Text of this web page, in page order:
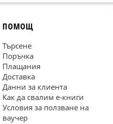
ПОМОЩ
Търсене
Поръчка
Плащания
Доставка
Данни за клиента
Как да свалим е-книги
Условия за ползване на
ваучер